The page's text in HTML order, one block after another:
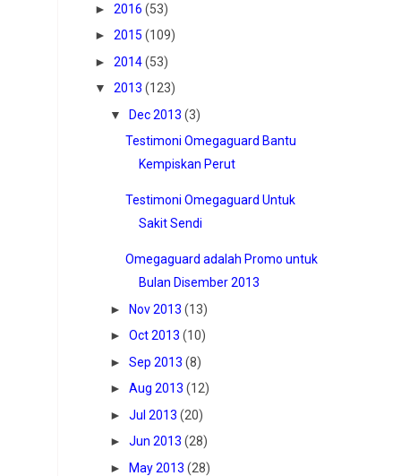
► 2016 (53)
► 2015 (109)
► 2014(53)
▼
2013 (123)
▼
Dec 2013 (3)
Testimoni Omegaguard Bantu
Kempiskan Perut
Testimoni Omegaguard Untuk
Sakit Sendi
Omegaguard adalah Promo untuk
Bulan Disember 2013
►
Nov 2013 (13)
► Oct 2013 (10)
► Sep 2013 (8)
► Aug 2013 (12)
► Jul 2013 (20)
► Jun 2013 (28)
►
May 2013 (28)